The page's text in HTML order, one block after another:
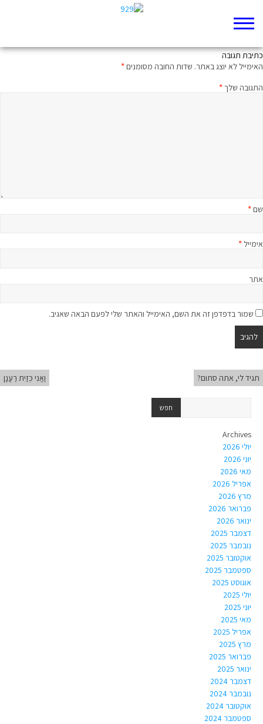
כתיבת תגובה
האימייל לא יוצג באתר. שדות החובה מסומנים*
התגובה שלך*
שם*
אימייל *
אתר
שמור בדפדפן זה את השם, האימייל והאתר שלי לפעם הבאה שאגיב.
תגיד לי, אתה סתום? וַאֲנִי כְּזַיִת רַעֲנָן
Archives
יולי 2026
יוני 2026
מאי 2026
אפריל 2026
מרץ 2026
פברואר 2026
ינואר 2026
דצמבר 2025
נובמבר 2025
אוקטובר 2025
ספטמבר 2025
אוגוסט 2025
יולי 2025
יוני 2025
מאי 2025
אפריל 2025
מרץ 2025
פברואר 2025
ינואר 2025
דצמבר 2024
נובמבר 2024
אוקטובר 2024
ספטמבר 2024